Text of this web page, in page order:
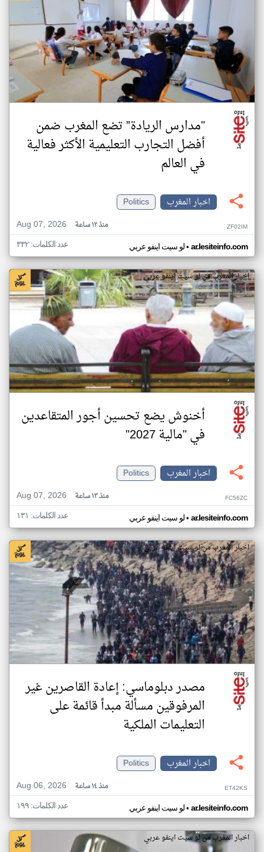
"مدارس الريادة” تضع المغرب ضمن
أفضل التجارب التعليمية الأكثر فعالية
في العالم
اخبار المغرب
Politics
Aug 07, 2026
منذ ١٢ ساعة ZF02IM
لو سيت اينفو عربي• ar.lesiteinfo.com عدد الكلمات: ٣٣٢
اخبار المغرب من لو سيت اينفو عربي
أخنوش يضع تحسين أجور المتقاعدين
في "مالية 2027"
اخبار المغرب
Politics
Aug 07, 2026
منذ ١٣ ساعة FC56ZC
لو سيت اينفو عربي• ar.lesiteinfo.com عدد الكلمات: ١٣١
اخبار المغرب من لو سيت اينفو عربي
مصدر دبلوماسي: إعادة القاصرين غير
المرفوقين مسألة مبدأ قائمة على
التعليمات الملكية
اخبار المغرب
Politics
Aug 06, 2026
منذ ١٤ ساعة ET42KS
لو سيت اينفو عربي• ar.lesiteinfo.com عدد الكلمات: ١٩٩
اخبار المغرب من لو سيت اينفو عربي